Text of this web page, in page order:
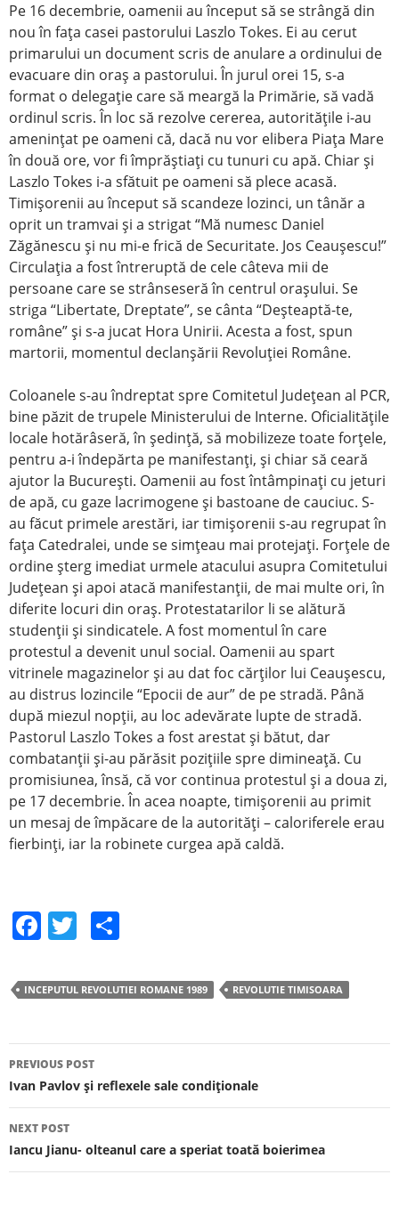
Pe 16 decembrie, oamenii au început să se strângă din
nou în faţa casei pastorului Laszlo Tokes. Ei au cerut
primarului un document scris de anulare a ordinului de
evacuare din oraş a pastorului. În jurul orei 15, s-a
format o delegaţie care să meargă la Primărie, să vadă
ordinul scris. În loc să rezolve cererea, autorităţile i-au
ameninţat pe oameni că, dacă nu vor elibera Piaţa Mare
în două ore, vor fi împrăştiaţi cu tunuri cu apă. Chiar şi
Laszlo Tokes i-a sfătuit pe oameni să plece acasă.
Timişorenii au început să scandeze lozinci, un tânăr a
oprit un tramvai şi a strigat “Mă numesc Daniel
Zăgănescu şi nu mi-e frică de Securitate. Jos Ceauşescu!”
Circulaţia a fost întreruptă de cele câteva mii de
persoane care se strânseseră în centrul oraşului. Se
striga “Libertate, Dreptate”, se cânta “Deşteaptă-te,
române” şi s-a jucat Hora Unirii. Acesta a fost, spun
martorii, momentul declanşării Revoluţiei Române.
Coloanele s-au îndreptat spre Comitetul Judeţean al PCR,
bine păzit de trupele Ministerului de Interne. Oficialităţile
locale hotărâseră, în şedinţă, să mobilizeze toate forţele,
pentru a-i îndepărta pe manifestanţi, şi chiar să ceară
ajutor la Bucureşti. Oamenii au fost întâmpinaţi cu jeturi
de apă, cu gaze lacrimogene şi bastoane de cauciuc. S-
au făcut primele arestări, iar timişorenii s-au regrupat în
faţa Catedralei, unde se simţeau mai protejaţi. Forţele de
ordine şterg imediat urmele atacului asupra Comitetului
Judeţean şi apoi atacă manifestanţii, de mai multe ori, în
diferite locuri din oraş. Protestatarilor li se alătură
studenţii şi sindicatele. A fost momentul în care
protestul a devenit unul social. Oamenii au spart
vitrinele magazinelor şi au dat foc cărţilor lui Ceauşescu,
au distrus lozincile “Epocii de aur” de pe stradă. Până
după miezul nopţii, au loc adevărate lupte de stradă.
Pastorul Laszlo Tokes a fost arestat şi bătut, dar
combatanţii şi-au părăsit poziţiile spre dimineaţă. Cu
promisiunea, însă, că vor continua protestul şi a doua zi,
pe 17 decembrie. În acea noapte, timişorenii au primit
un mesaj de împăcare de la autorităţi – caloriferele erau
fierbinţi, iar la robinete curgea apă caldă.
F
c
e
b
o
o
k
T
itt
er
ar
e
INCEPUTUL REVOLUTIEI ROMANE 1989 REVOLUTIE TIMISOARA
Post navigation
PREVIOUS POST
Ivan Pavlov şi reflexele sale condiţionale
NEXT POST
Iancu Jianu- olteanul care a speriat toată boierimea